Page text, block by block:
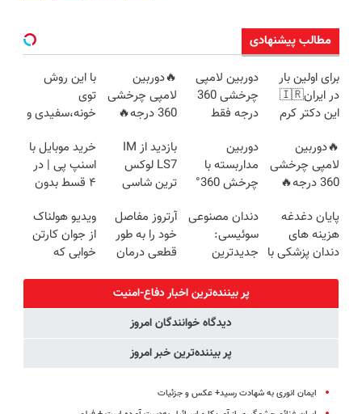
مطالب پیشنهادی
برای اولین بار
در ایران🇮🇷
این دکتر کرم
روزه ساخت!
دوربین لامپی
چرخشی 360
درجه فقط
🔥 پرداخت
درب منزل
🔥دوربین
لامپی چرخشی
360 درجه🔥
حرکتی
با این روش
توی
خونه،سفیدی و
برگردون
(40%off)
🔥دوربین
لامپی چرخشی
360 درجه🔥
منزل + گارانتی
تعویض
دوربین
مداربسته با
چرخش 360°
(ضمانت
تعویض +
پرداخت درب
بازدید از IM
LS7 لوکس
ترین شاسی
در باشگاه
انقلاب
خرید موبایل با
اسنپ پی | در
۴ قسط بدون
پایان دغدغه
هزینه های
دندان پزشکی با
دندان مصنوعی
سوئیسی:
جدیدترین
سبک و مقاوم |
پرداخت قسطی
آرتروز مفاصل
خود را به طور
قطعی درمان
◗پرسش‌نامه◖
ویدیو هولناک
از جوان کارتن
خوابی که
پر بیننده‌ترین اخبار دفاع-امنیت
دیدگاه خوانندگان امروز
پر بیننده‌ترین خبر امروز
ایمان انوری به شهادت رسید+ عکس و جزئیات